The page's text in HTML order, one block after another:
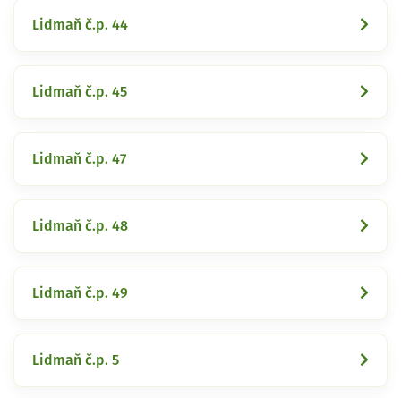
Lidmaň č.p. 44
Lidmaň č.p. 45
Lidmaň č.p. 47
Lidmaň č.p. 48
Lidmaň č.p. 49
Lidmaň č.p. 5